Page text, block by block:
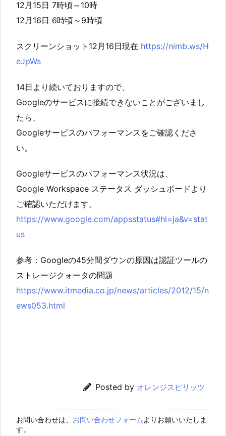
12月15日 7時頃～10時
12月16日 6時頃～9時頃
スクリーンショット12月16日現在 https://nimb.ws/H
eJpWs
14日より続いておりますので、
Googleのサービスに接続できないことがございまし
たら、
Googleサービスのパフォーマンスをご確認くださ
い。
Googleサービスのパフォーマンス状況は、
Google Workspace ステータス ダッシュボードより
ご確認いただけます。
https://www.google.com/appsstatus#hl=ja&v=stat
us
参考：Googleの45分間ダウンの原因は認証ツールの
ストレージクォータの問題
https://www.itmedia.co.jp/news/articles/2012/15/n
ews053.html
Posted by オレンジスピリッツ
お問い合わせは、 お問い合わせフォーム よりお願いいたしま
す。